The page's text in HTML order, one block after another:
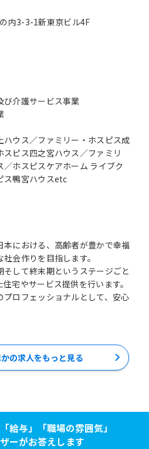
内3-3-1新東京ビル4F
介護サービス事業
ハウス／ファミリー・ホスピス成
ピス四之宮ハウス／ファミリ
ホスピスケアホーム ライブク
ス鴨宮ハウスetc
における、高齢者が豊かで幸福
会作りを目指します。
して終末期というステージごと
宅やサービス提供を行います。
ロフェッショナルとして、安心
の求人をもっと見る
給与」「職場の雰囲気」
ーがお答えします